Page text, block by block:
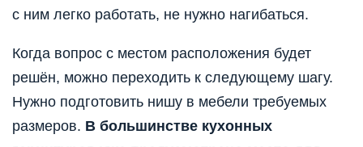
с ним легко работать, не нужно нагибаться.
Когда вопрос с местом расположения будет
решён, можно переходить к следующему шагу.
Нужно подготовить нишу в мебели требуемых
размеров. В большинстве кухонных